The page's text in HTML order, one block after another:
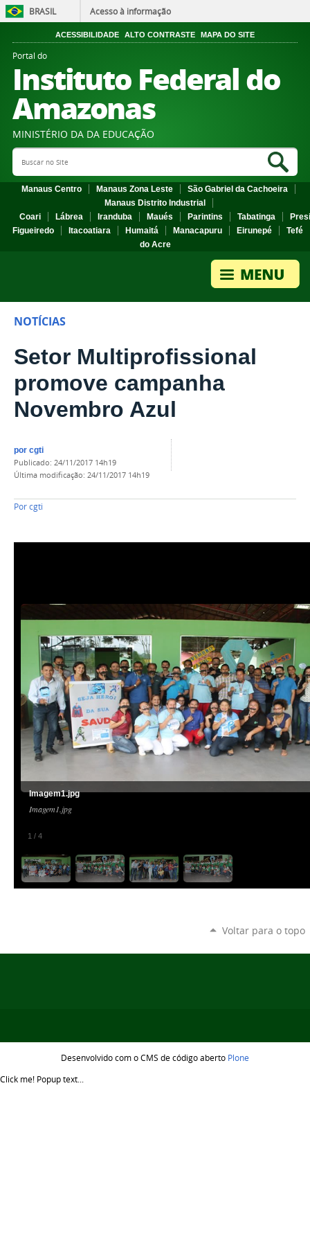
BRASIL Acesso à informação
ACESSIBILIDADE ALTO CONTRASTE MAPA DO SITE
Portal do
Instituto Federal do
Amazonas
MINISTÉRIO DA DA EDUCAÇÃO
Search Site
Manaus Centro Manaus Zona Leste
São Gabriel da Cachoeira
Manaus Distrito Industrial
Coari
Lábrea Iranduba Maués Parintins Tabatinga
Figueiredo
Itacoatiara Humaitá Manacapuru Eirunepé
Tefé
do Acre
NOTÍCIAS
Setor Multiprofissional
promove campanha
Novembro Azul
por cgti
publicado: 24/11/2017 14h19
última modificação: 24/11/2017 14h19
Porcgti
1 / 4
Imagem1.jpg
Imagem1.jpg
Voltar para o topo
Desenvolvido com o CMS de código aberto Plone
Click me! Popup text...